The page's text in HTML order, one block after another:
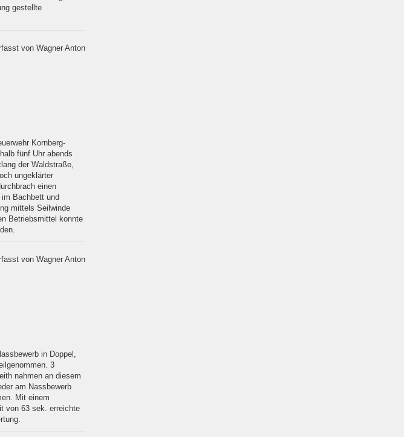
gestellte
von Wagner Anton
Kornberg-
fünf Uhr abends
der Waldstraße,
ungeklärter
einen
Bachbett und
mittels Seilwinde
Betriebsmittel konnte
von Wagner Anton
in Doppel,
3
nahmen an diesem
am Nassbewerb
Mit einem
von 63 sek. erreichte